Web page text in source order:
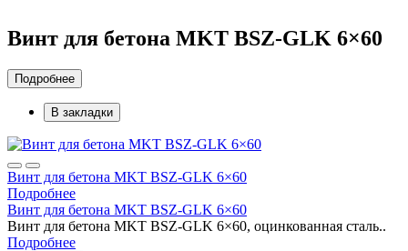
Винт для бетона MKT BSZ-GLK 6×60
Подробнее
В закладки
Винт для бетона MKT BSZ-GLK 6×60
Подробнее
Винт для бетона MKT BSZ-GLK 6×60
Винт для бетона MKT BSZ-GLK 6×60, оцинкованная сталь..
Подробнее